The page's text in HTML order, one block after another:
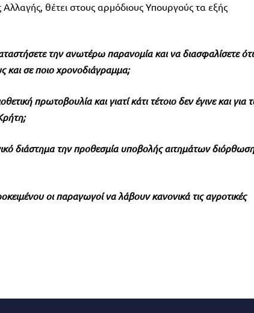
θέτει στους αρμόδιους Υπουργούς τα εξής
την ανωτέρω παρανομία και να διασφαλίσετε ότι
και σε ποιο χρονοδιάγραμμα;
πρωτοβουλία και γιατί κάτι τέτοιο δεν έγινε και για
διάστημα την προθεσμία υποβολής αιτημάτων
οι παραγωγοί να λάβουν κανονικά τις αγροτικές